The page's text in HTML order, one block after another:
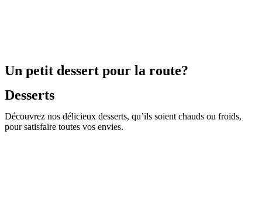
Un petit dessert pour la route?
Desserts
Découvrez nos délicieux desserts, qu’ils soient chauds ou froids,
pour satisfaire toutes vos envies.